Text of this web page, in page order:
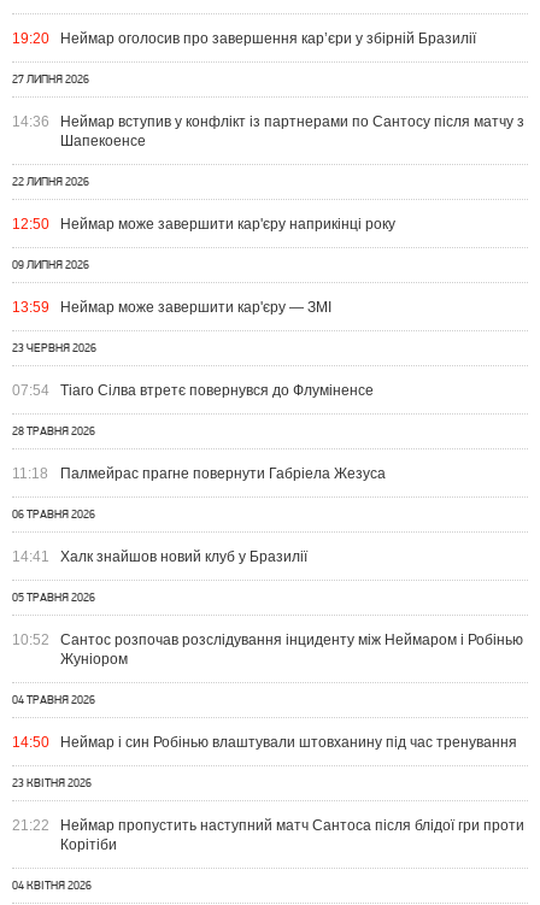
19:20 Неймар оголосив про завершення кар’єри у збірній Бразилії
27 ЛИПНЯ 2026
14:36
Неймар вступив у конфлікт із партнерами по Сантосу після матчу з
Шапекоенсе
22 ЛИПНЯ 2026
12:50 Неймар може завершити кар'єру наприкінці року
09 ЛИПНЯ 2026
13:59 Неймар може завершити кар'єру — ЗМІ
23 ЧЕРВНЯ 2026
07:54 Тіаго Сілва втретє повернувся до Флуміненсе
28 ТРАВНЯ 2026
11:18 Палмейрас прагне повернути Габріела Жезуса
06 ТРАВНЯ 2026
14:41 Халк знайшов новий клуб у Бразилії
05 ТРАВНЯ 2026
10:52
Сантос розпочав розслідування інциденту між Неймаром і Робінью
Жуніором
04 ТРАВНЯ 2026
14:50 Неймар і син Робінью влаштували штовханину під час тренування
23 КВІТНЯ 2026
21:22
Неймар пропустить наступний матч Сантоса після блідої гри проти
Корітіби
04 КВІТНЯ 2026